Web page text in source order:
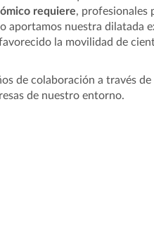
requiere, profesionales
aportamos nuestra dilatada
la movilidad de
de colaboración a través
de nuestro entorno.